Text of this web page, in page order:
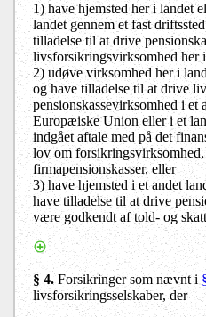
1) have hjemsted her i landet
landet gennem et fast
tilladelse til at drive
livsforsikringsvirksomhed her
2) udøve virksomhed her i
og have tilladelse til at drive
pensionskassevirksomhed i et
Europæiske Union eller i et
indgået aftale med på det
lov om
firmapensionskasser, eller
3) have hjemsted i et andet
have tilladelse til at drive
være godkendt af told- og
§ 4.Forsikringer som nævnt i
livsforsikringsselskaber, der